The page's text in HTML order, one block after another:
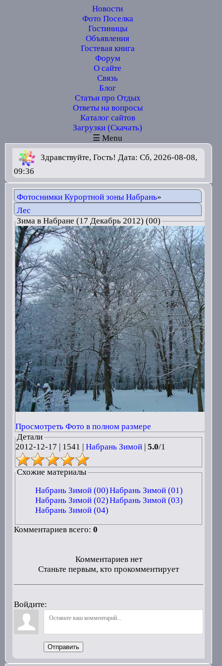
Новости
Фото Поселка
Гостиницы
Объявления
Гостевая книга
Форум
О сайте
Связь
Блог
Статьи про Отдых
Ответы на вопросы
Каталог сайтов
Загрузки (Скачать)
☰ Menu
Здравствуйте, Гость! Дата: Сб, 2026-08-08,
09:36
Фотоснимки Курортной зоны Набрань»
Лес
Зима в Набране (17 Декабрь 2012) (00)
Просмотреть Фото в полном размере
Детали
2012-12-17 | 1541 | Набрань Зимой | 5.0/1
Схожие материалы
Набрань Зимой (00)Набрань Зимой (01)
Набрань Зимой (02)Набрань Зимой (03)
Набрань Зимой (04)
Комментариев всего: 0
Комментариев нет
Станьте первым, кто прокомментирует
Войдите:
Отправить